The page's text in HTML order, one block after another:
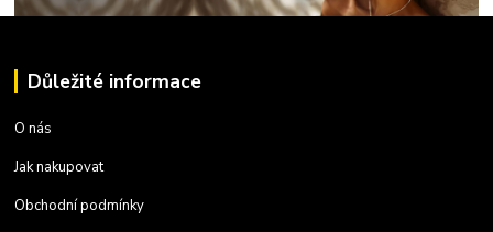
Důležité informace
O nás
Jak nakupovat
Obchodní podmínky